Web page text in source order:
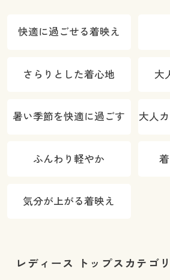
快適に過ごせる着映え
さらりとした着心地 大
暑い季節を快適に過ごす 大人
ふんわり軽やか
気分が上がる着映え
レディース トップスカテゴ